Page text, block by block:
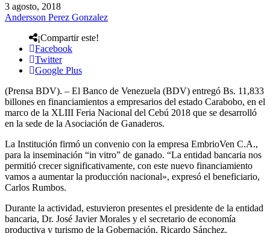
3 agosto, 2018
Andersson Perez Gonzalez
¡Compartir este!
Facebook
Twitter
Google Plus
(Prensa BDV). – El Banco de Venezuela (BDV) entregó Bs. 11,833
billones en financiamientos a empresarios del estado Carabobo, en el
marco de la XLIII Feria Nacional del Cebú 2018 que se desarrolló
en la sede de la Asociación de Ganaderos.
La Institución firmó un convenio con la empresa EmbrioVen C.A.,
para la inseminación “in vitro” de ganado. “La entidad bancaria nos
permitió crecer significativamente, con este nuevo financiamiento
vamos a aumentar la producción nacional», expresó el beneficiario,
Carlos Rumbos.
Durante la actividad, estuvieron presentes el presidente de la entidad
bancaria, Dr. José Javier Morales y el secretario de economía
productiva y turismo de la Gobernación, Ricardo Sánchez.